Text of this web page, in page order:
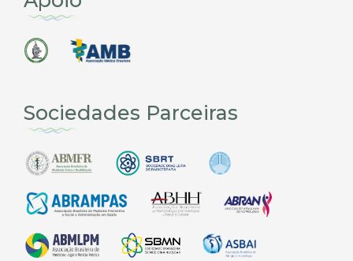
Sociedades Parceiras